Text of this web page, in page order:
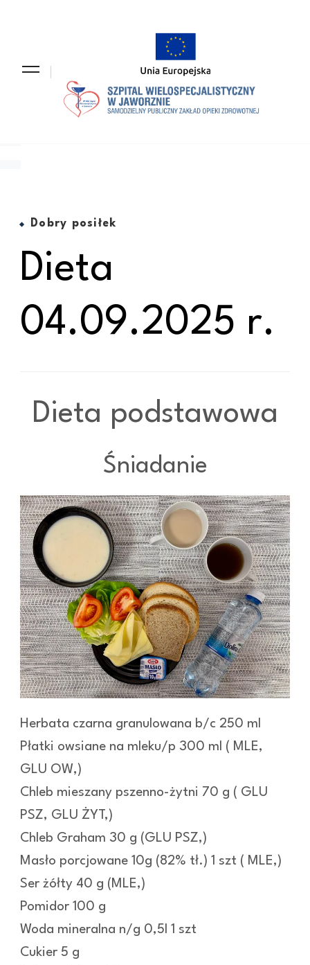
Dobry posiłek
Dieta
04.09.2025 r.
Dieta podstawowa
Śniadanie
Herbata czarna granulowana b/c 250 ml
Płatki owsiane na mleku/p 300 ml ( MLE,
GLU OW,)
Chleb mieszany pszenno-żytni 70 g ( GLU
PSZ, GLU ŻYT,)
Chleb Graham 30 g (GLU PSZ,)
Masło porcjowane 10g (82% tł.) 1 szt ( MLE,)
Ser żółty 40 g (MLE,)
Pomidor 100 g
Woda mineralna n/g 0,5l 1 szt
Cukier 5 g